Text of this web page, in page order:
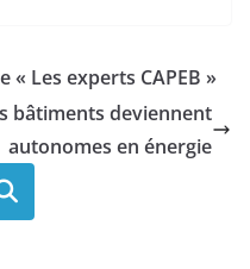
« Les experts CAPEB »
bâtiments deviennent
autonomes en énergie